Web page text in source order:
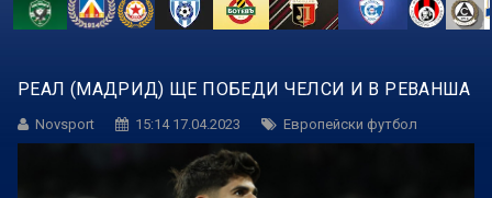
РЕАЛ (МАДРИД) ЩЕ ПОБЕДИ ЧЕЛСИ И В РЕВАНША
Novsport 15:14 17.04.2023 Европейски футбол